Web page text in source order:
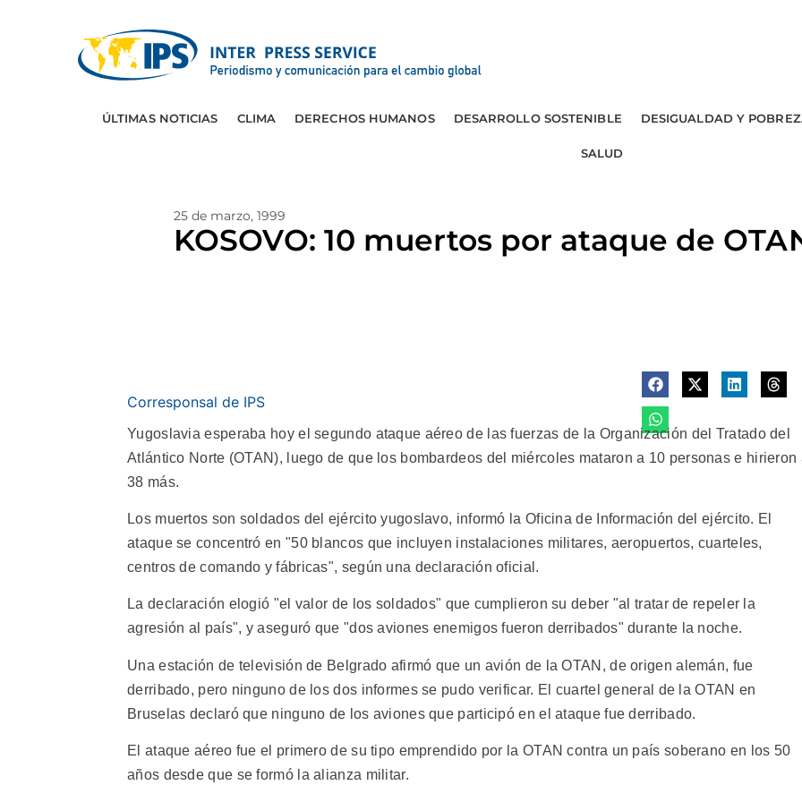
ÚLTIMAS NOTICIAS CLIMA DERECHOS HUMANOS DESARROLLO SOSTENIBLE DESIGUALDAD Y
SALUD
25 de marzo, 1999
KOSOVO: 10 muertos por ataque de
Corresponsal de IPS
Yugoslavia esperaba hoy el segundo ataque aéreo de las fuerzas de la Organización del Tratado del
Atlántico Norte (OTAN), luego de que los bombardeos del miércoles mataron a 10 personas e hirieron
38 más.
Los muertos son soldados del ejército yugoslavo, informó la Oficina de Información del ejército. El
ataque se concentró en "50 blancos que incluyen instalaciones militares, aeropuertos, cuarteles,
centros de comando y fábricas", según una declaración oficial.
La declaración elogió "el valor de los soldados" que cumplieron su deber "al tratar de repeler la
agresión al país", y aseguró que "dos aviones enemigos fueron derribados" durante la noche.
Una estación de televisión de Belgrado afirmó que un avión de la OTAN, de origen alemán, fue
derribado, pero ninguno de los dos informes se pudo verificar. El cuartel general de la OTAN en
Bruselas declaró que ninguno de los aviones que participó en el ataque fue derribado.
El ataque aéreo fue el primero de su tipo emprendido por la OTAN contra un país soberano en los 50
años desde que se formó la alianza militar.